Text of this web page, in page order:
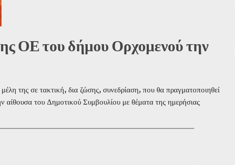
ΟΕ του δήμου Ορχομενού την
της σε τακτική, δια ζώσης, συνεδρίαση, που θα πραγματοποιηθεί
αίθουσα του Δημοτικού Συμβουλίου με θέματα της ημερήσιας